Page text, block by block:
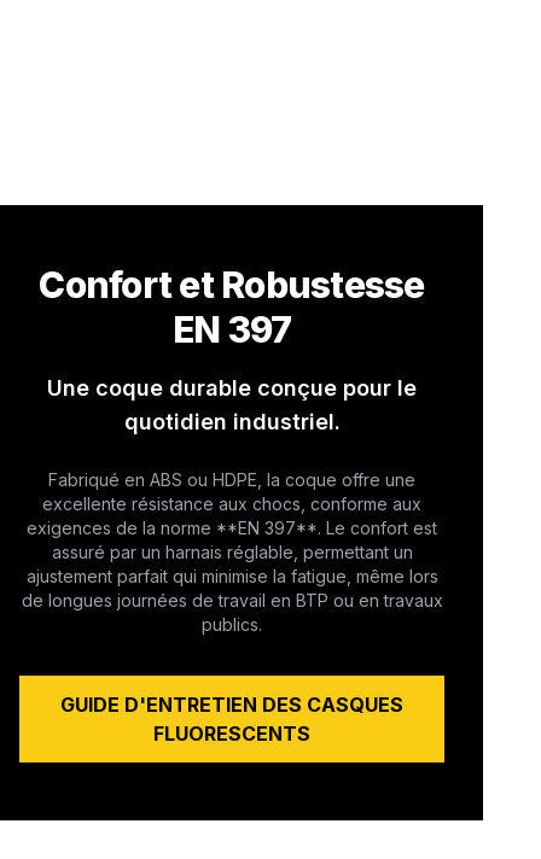
Confort et Robustesse
EN 397
Une coque durable conçue pour le
quotidien industriel.
Fabriqué en ABS ou HDPE, la coque offre une
excellente résistance aux chocs, conforme aux
exigences de la norme **EN 397**. Le confort est
assuré par un harnais réglable, permettant un
ajustement parfait qui minimise la fatigue, même lors
de longues journées de travail en BTP ou en travaux
publics.
GUIDE D'ENTRETIEN DES CASQUES
FLUORESCENTS